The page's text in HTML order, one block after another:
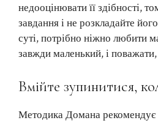
недооцінювати її здібності,
завдання і не розкладайте
суті, потрібно ніжно любити
завжди маленький, і
Вмійте зупинитися,
Методика Домана рекомендує